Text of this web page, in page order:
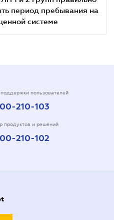
период пребывания на
системе
пользователей
210-103
продуктов и решений
210-102